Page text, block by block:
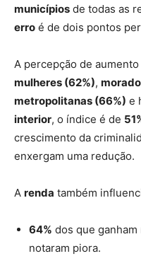
municípios de todas as
erro é de dois pontos
A percepção de
mulheres (62%),
metropolitanas (66%) e
interior, o índice é de
crescimento da
enxergam uma redução.
A renda também
64% dos que ganham
notaram piora.